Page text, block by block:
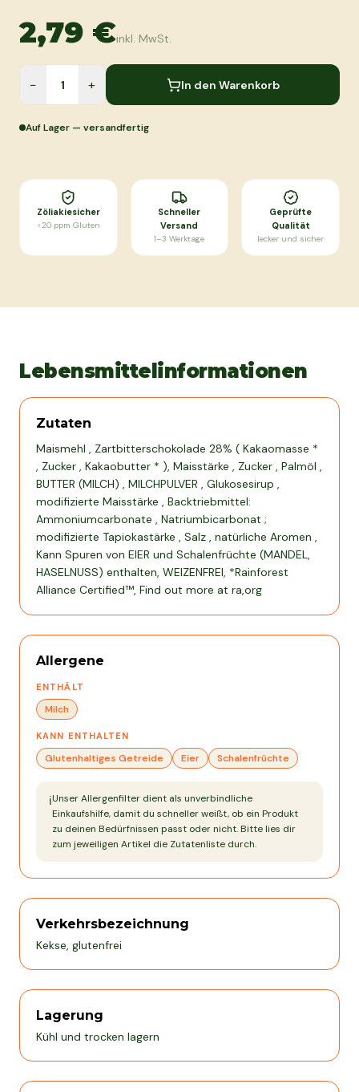
2,79 €inkl. MwSt.
− + In den Warenkorb
Auf Lager — versandfertig
Zöliakiesicher
<20 ppm Gluten
Schneller
Versand
1–3 Werktage
Geprüfte
Qualität
lecker und sicher
Lebensmittelinformationen
Zutaten
Maismehl , Zartbitterschokolade 28% ( Kakaomasse *
, Zucker , Kakaobutter * ), Maisstärke , Zucker , Palmöl ,
BUTTER (MILCH) , MILCHPULVER , Glukosesirup ,
modifizierte Maisstärke , Backtriebmittel:
Ammoniumcarbonate , Natriumbicarbonat ;
modifizierte Tapiokastärke , Salz , natürliche Aromen ,
Kann Spuren von EIER und Schalenfrüchte (MANDEL,
HASELNUSS) enthalten, WEIZENFREI, *Rainforest
Alliance Certified™, Find out more at ra,org
Allergene
ENTHÄLT
Milch
KANN ENTHALTEN
Glutenhaltiges Getreide Eier Schalenfrüchte
ℹ️Unser Allergenfilter dient als unverbindliche
Einkaufshilfe, damit du schneller weißt, ob ein Produkt
zu deinen Bedürfnissen passt oder nicht. Bitte lies dir
zum jeweiligen Artikel die Zutatenliste durch.
Verkehrsbezeichnung
Kekse, glutenfrei
Lagerung
Kühl und trocken lagern